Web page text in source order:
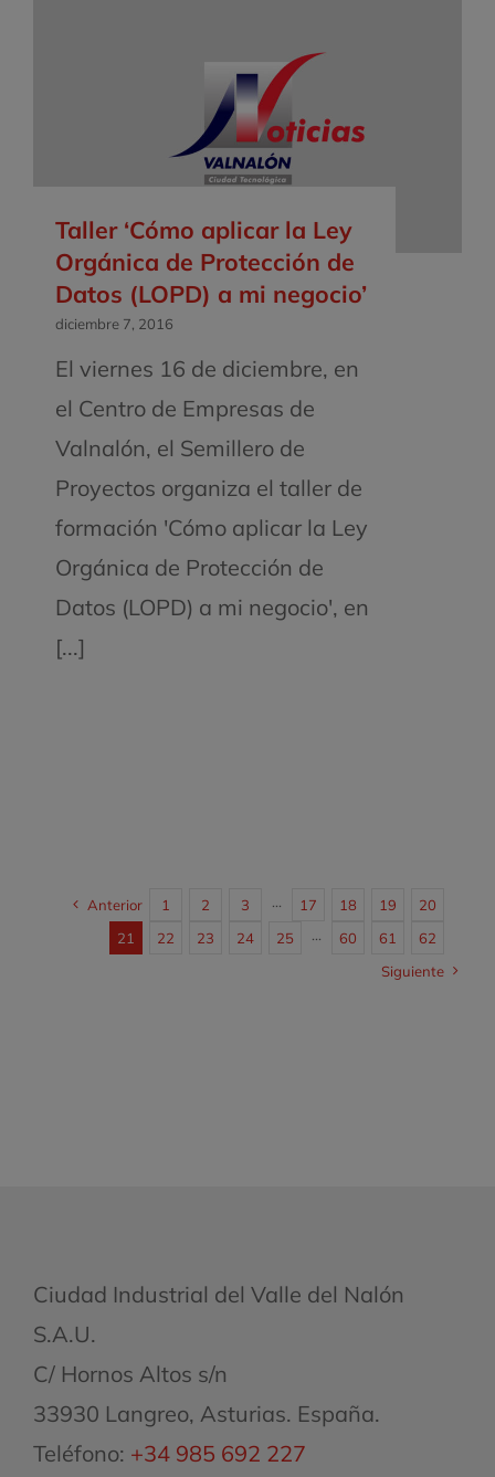
Taller ‘Cómo aplicar la Ley
Orgánica de Protección de
Datos (LOPD) a mi negocio’
diciembre 7, 2016
El viernes 16 de diciembre, en
el Centro de Empresas de
Valnalón, el Semillero de
Proyectos organiza el taller de
formación 'Cómo aplicar la Ley
Orgánica de Protección de
Datos (LOPD) a mi negocio', en
[...]
Anterior 1 2 3 ··· 17 18 19
20
21
22 23 24 25 ··· 60 61
62
Siguiente
Ciudad Industrial del Valle del Nalón
S.A.U.
C/ Hornos Altos s/n
33930 Langreo, Asturias. España.
Teléfono: +34 985 692 227